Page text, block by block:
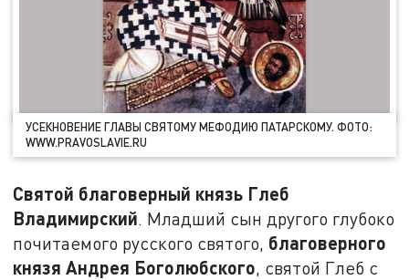
УСЕКНОВЕНИЕ ГЛАВЫ СВЯТОМУ МЕФОДИЮ ПАТАРСКОМУ. ФОТО:
WWW.PRAVOSLAVIE.RU
Святой благоверный князь Глеб
Владимирский. Младший сын другого глубоко
почитаемого русского святого, благоверного
князя Андрея Боголюбского, святой Глеб с